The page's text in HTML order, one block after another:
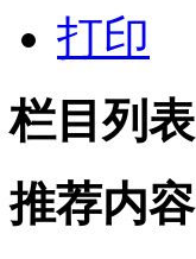
打印
栏目列表
推荐内容